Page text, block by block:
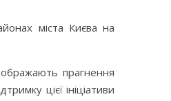
міста Києва на
прагнення
цієї ініціативи